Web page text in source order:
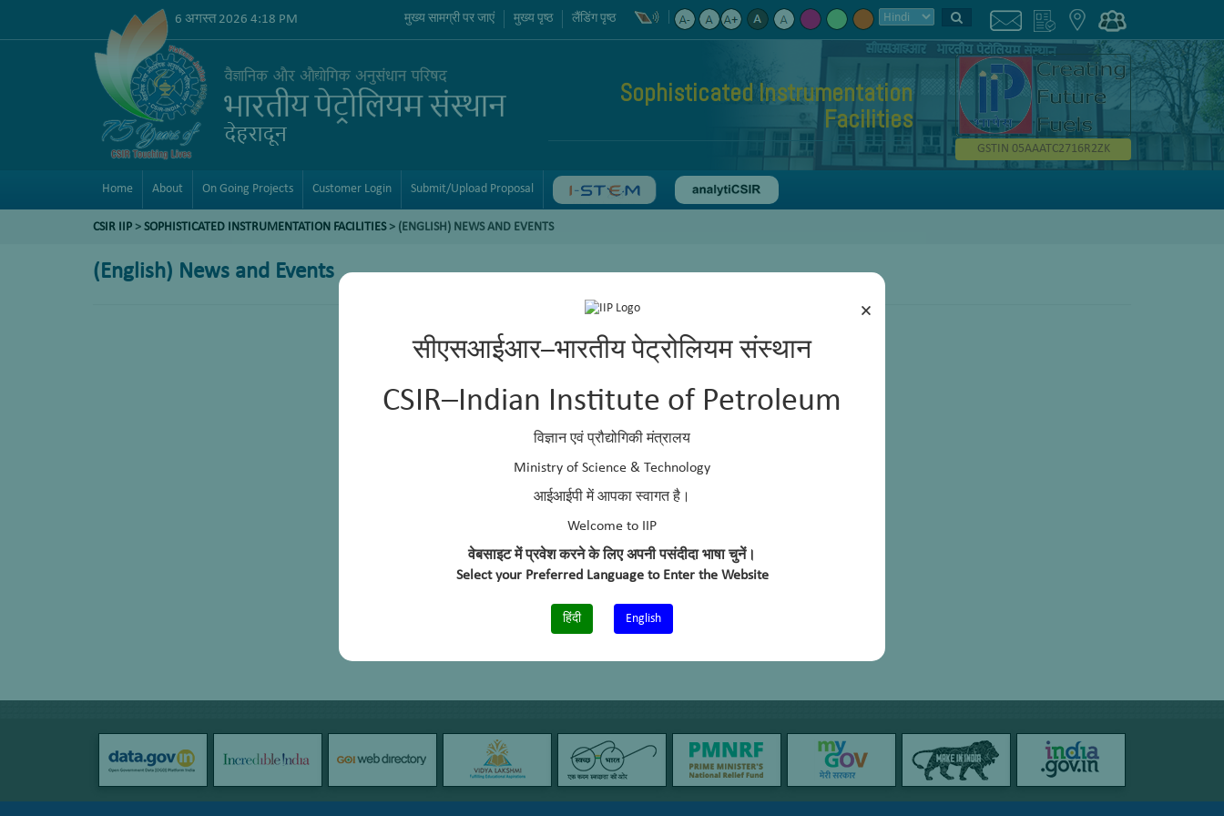
×
सीएसआईआर–भारतीय पेट्रोलियम संस्थान
CSIR–Indian Institute of Petroleum
विज्ञान एवं प्रौद्योगिकी मंत्रालय
Ministry of Science & Technology
आईआईपी में आपका स्वागत है।
Welcome to IIP
वेबसाइट में प्रवेश करने के लिए अपनी पसंदीदा भाषा चुनें।
Select your Preferred Language to Enter the Website
हिंदी English
6 अगस्त 2026 4:18 PM मुख्य सामग्री पर जाएं मुख्य पृष्ठ लैंडिंग पृष्ठ
Sophisticated Instrumentation
Facilities
GSTIN 05AAATC2716R2ZK
Home About On Going Projects Customer Login Submit/Upload Proposal
CSIR IIP > SOPHISTICATED INSTRUMENTATION FACILITIES> (ENGLISH) NEWS AND EVENTS
(English) News and Events